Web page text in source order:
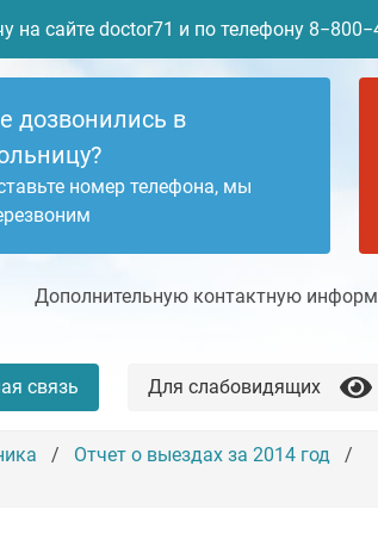
на сайте doctor71 и по телефону
дозвонились в
номер телефона, мы
Дополнительную контактную
связь Для слабовидящих
Платные услуги
+7 (4872) 77-04-94
Отчет о выездах за 2014 год